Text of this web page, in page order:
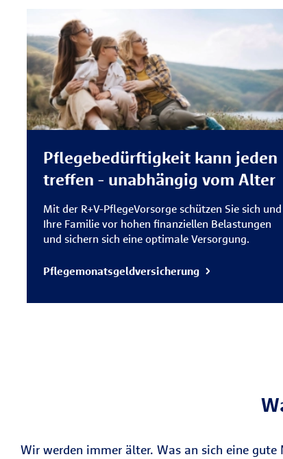
Pflegebedürftigkeit kann jeden
treffen - unabhängig vom Alter
Mit der R+V-PflegeVorsorge schützen Sie sich und
Ihre Familie vor hohen finanziellen Belastungen
und sichern sich eine optimale Versorgung.
Pflegemonatsgeldversicherung
Wir werden immer älter. Was an sich eine